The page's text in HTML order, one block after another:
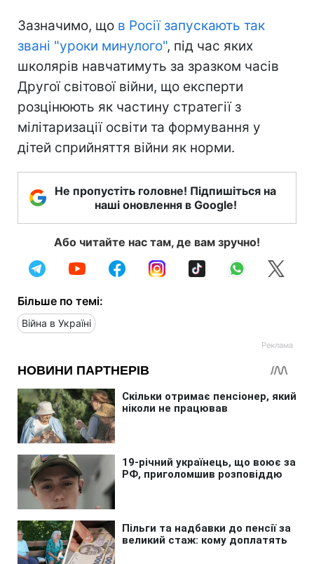
Зазначимо, що в Росії запускають так
звані "уроки минулого", під час яких
школярів навчатимуть за зразком часів
Другої світової війни, що експерти
розцінюють як частину стратегії з
мілітаризації освіти та формування у
дітей сприйняття війни як норми.
Не пропустіть головне! Підпишіться на
наші оновлення в Google!
Або читайте нас там, де вам зручно!
Більше по темі:
Війна в Україні